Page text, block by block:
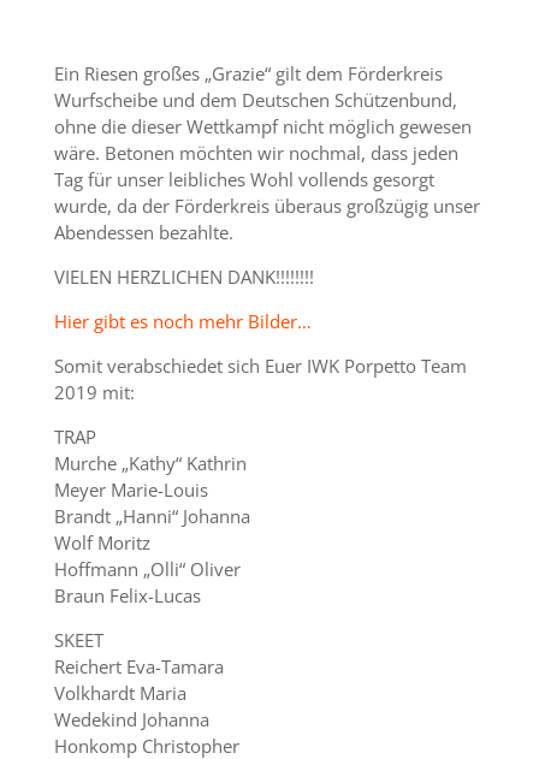
Ein Riesen großes „Grazie“ gilt dem Förderkreis
Wurfscheibe und dem Deutschen Schützenbund,
ohne die dieser Wettkampf nicht möglich gewesen
wäre. Betonen möchten wir nochmal, dass jeden
Tag für unser leibliches Wohl vollends gesorgt
wurde, da der Förderkreis überaus großzügig unser
Abendessen bezahlte.
VIELEN HERZLICHEN DANK!!!!!!!!
Hier gibt es noch mehr Bilder…
Somit verabschiedet sich Euer IWK Porpetto Team
2019 mit:
TRAP
Murche „Kathy“ Kathrin
Meyer Marie-Louis
Brandt „Hanni“ Johanna
Wolf Moritz
Hoffmann „Olli“ Oliver
Braun Felix-Lucas
SKEET
Reichert Eva-Tamara
Volkhardt Maria
Wedekind Johanna
Honkomp Christopher